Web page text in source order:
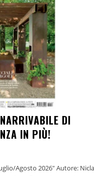
DI
IN PIÙ!
2026" Autore: Nicla